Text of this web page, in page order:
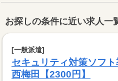
お探しの条件に近い求人一
[一般派遣]
セキュリティ対策ソフ
西梅田【2300円】